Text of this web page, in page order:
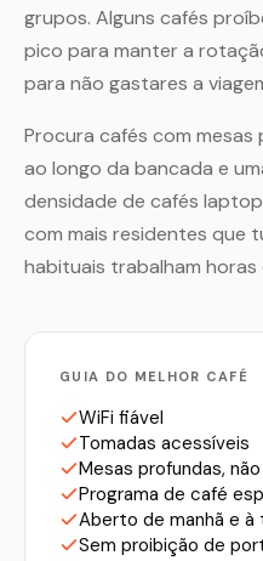
grupos. Alguns cafés
pico para manter a
para não gastares a
Procura cafés com
ao longo da bancada e
densidade de cafés
com mais residentes que
habituais trabalham
GUIA DO MELHOR CAFÉ
WiFi fiável
Tomadas acessíveis
Mesas profundas,
Programa de café
Aberto de manhã e à
Sem proibição de